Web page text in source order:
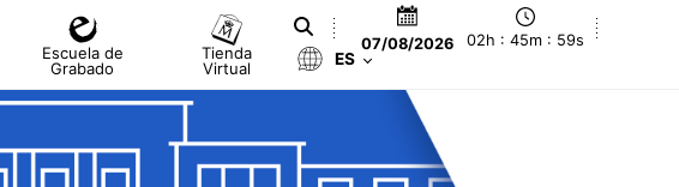
Escuela de
Grabado
Tienda
Virtual
07/08/2026 02h : 45m : 59s
ES